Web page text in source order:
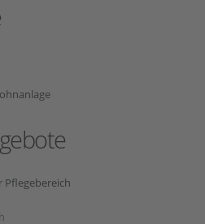
Pflegebereich